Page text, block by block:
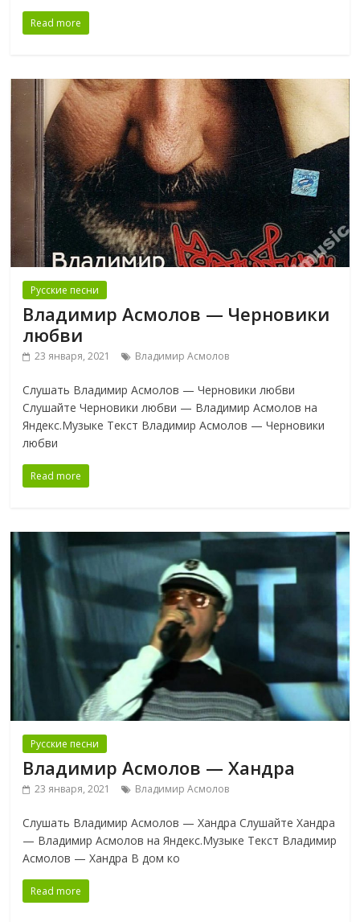
Read more
Русские песни
Владимир Асмолов — Черновики
любви
23 января, 2021 Владимир Асмолов
Слушать Владимир Асмолов — Черновики любви
Слушайте Черновики любви — Владимир Асмолов на
Яндекс.Музыке Текст Владимир Асмолов — Черновики
любви
Read more
Русские песни
Владимир Асмолов — Хандра
23 января, 2021 Владимир Асмолов
Слушать Владимир Асмолов — Хандра Слушайте Хандра
— Владимир Асмолов на Яндекс.Музыке Текст Владимир
Асмолов — Хандра В дом ко
Read more